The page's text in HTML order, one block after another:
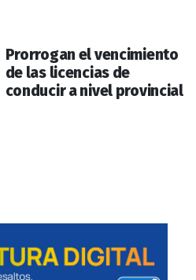
Prorrogan el vencimiento
de las licencias de
conducir a nivel provincial